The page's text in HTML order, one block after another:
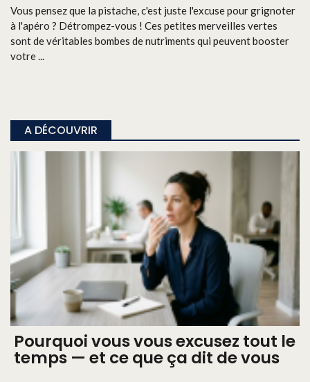
Vous pensez que la pistache, c'est juste l'excuse pour grignoter
à l'apéro ? Détrompez-vous ! Ces petites merveilles vertes
sont de véritables bombes de nutriments qui peuvent booster
votre ...
A DÉCOUVRIR
Pourquoi vous vous excusez tout le
temps — et ce que ça dit de vous